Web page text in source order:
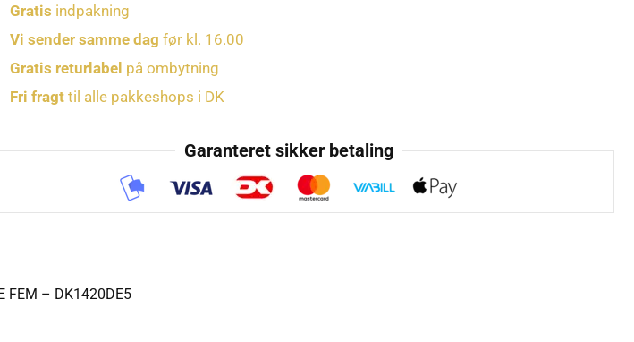
Gratis indpakning
Vi sender samme dag før kl. 16.00
Gratis returlabel på ombytning
Fri fragttil alle pakkeshops i DK
Garanteret sikker betaling
FEM – DK1420DE5